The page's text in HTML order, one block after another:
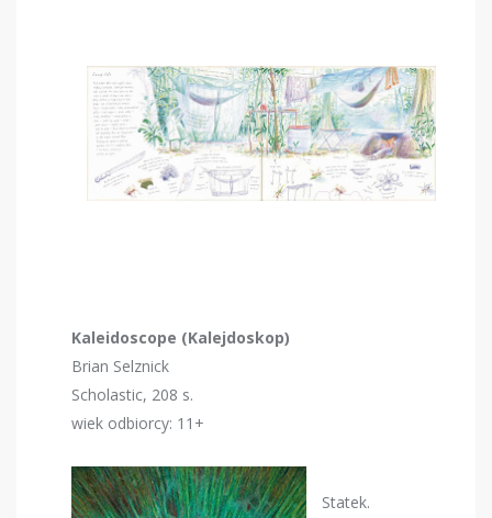
Kaleidoscope (Kalejdoskop)
Brian Selznick
Scholastic, 208 s.
wiek odbiorcy: 11+
Statek.